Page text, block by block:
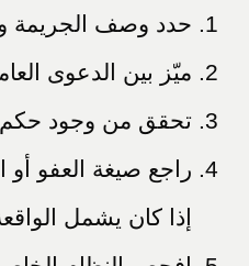
حدد وصف الجريمة
ميّز بين الدعوى
تحقق من وجود حكم
راجع صيغة العفو أو
إذا كان يشمل